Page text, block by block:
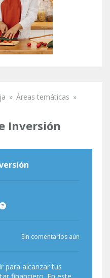
aquí
» Áreas temáticas »
Inversión
Sin comentarios aún
para alcanzar tus